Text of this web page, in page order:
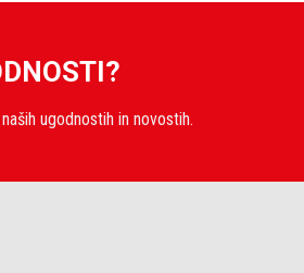
ugodnostih in novostih.